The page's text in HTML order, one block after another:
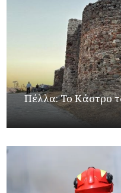
Πέλλα: Το Κάστρο